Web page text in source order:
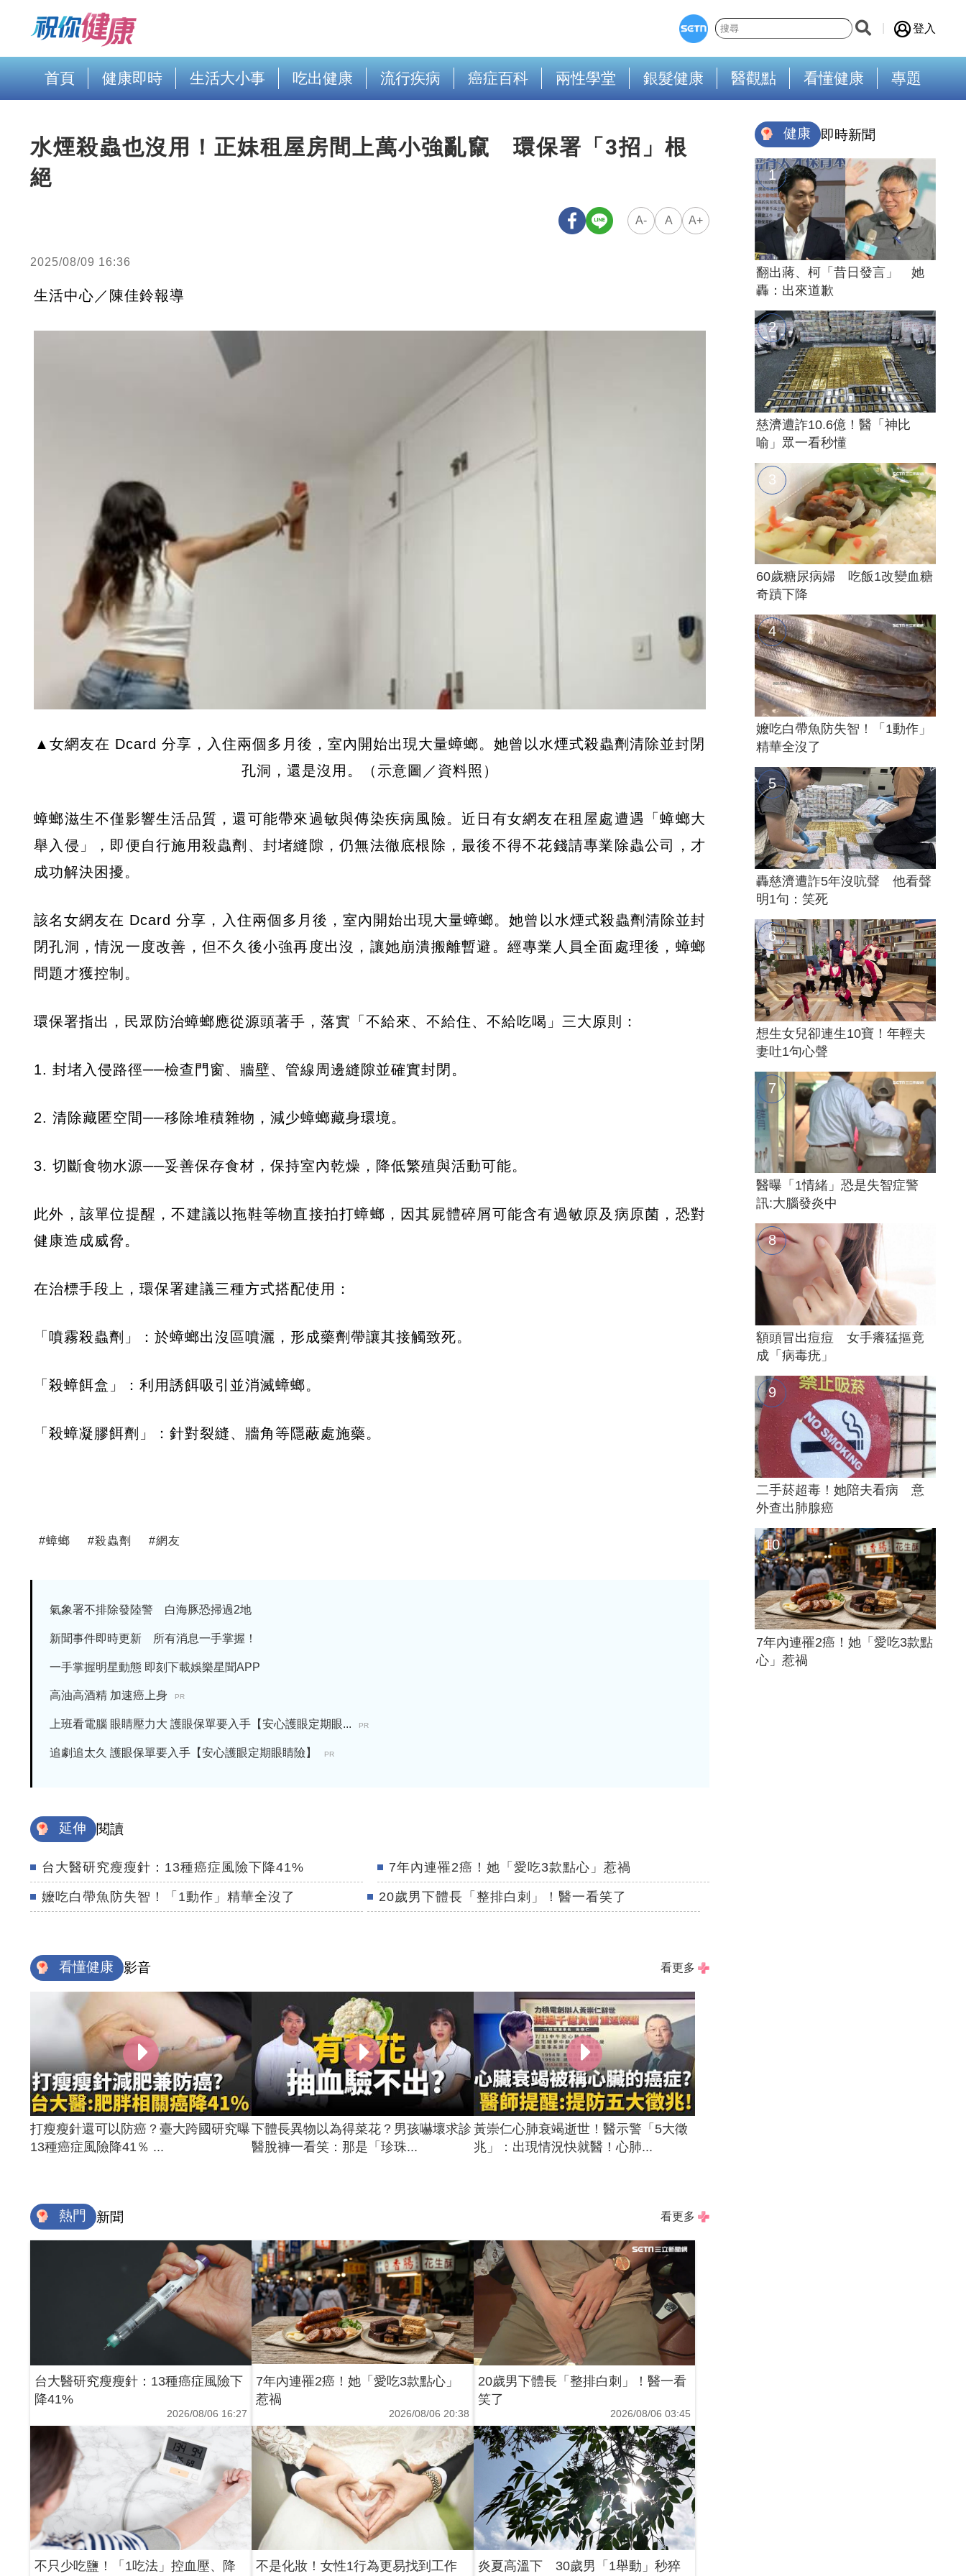
登入
首頁 健康即時 生活大小事 吃出健康 流行疾病 癌症百科 兩性學堂 銀髮健康 醫觀點 看懂健康 專題
水煙殺蟲也沒用！正妹租屋房間上萬小強亂竄 環保署「3招」根
絕
A- A A+
2025/08/09 16:36
生活中心／陳佳鈴報導
▲女網友在 Dcard 分享，入住兩個多月後，室內開始出現大量蟑螂。她曾以水煙式殺蟲劑清除並封閉
孔洞，還是沒用。（示意圖／資料照）
蟑螂滋生不僅影響生活品質，還可能帶來過敏與傳染疾病風險。近日有女網友在租屋處遭遇「蟑螂大
舉入侵」，即便自行施用殺蟲劑、封堵縫隙，仍無法徹底根除，最後不得不花錢請專業除蟲公司，才
成功解決困擾。
該名女網友在 Dcard 分享，入住兩個多月後，室內開始出現大量蟑螂。她曾以水煙式殺蟲劑清除並封
閉孔洞，情況一度改善，但不久後小強再度出沒，讓她崩潰搬離暫避。經專業人員全面處理後，蟑螂
問題才獲控制。
環保署指出，民眾防治蟑螂應從源頭著手，落實「不給來、不給住、不給吃喝」三大原則：
1. 封堵入侵路徑──檢查門窗、牆壁、管線周邊縫隙並確實封閉。
2. 清除藏匿空間──移除堆積雜物，減少蟑螂藏身環境。
3. 切斷食物水源──妥善保存食材，保持室內乾燥，降低繁殖與活動可能。
此外，該單位提醒，不建議以拖鞋等物直接拍打蟑螂，因其屍體碎屑可能含有過敏原及病原菌，恐對
健康造成威脅。
在治標手段上，環保署建議三種方式搭配使用：
「噴霧殺蟲劑」：於蟑螂出沒區噴灑，形成藥劑帶讓其接觸致死。
「殺蟑餌盒」：利用誘餌吸引並消滅蟑螂。
「殺蟑凝膠餌劑」：針對裂縫、牆角等隱蔽處施藥。
#蟑螂 #殺蟲劑 #網友
氣象署不排除發陸警 白海豚恐掃過2地
新聞事件即時更新 所有消息一手掌握！
一手掌握明星動態 即刻下載娛樂星聞APP
高油高酒精 加速癌上身 PR
上班看電腦 眼睛壓力大 護眼保單要入手【安心護眼定期眼... PR
追劇追太久 護眼保單要入手【安心護眼定期眼睛險】 PR
延伸 閱讀
台大醫研究瘦瘦針：13種癌症風險下降41% 7年內連罹2癌！她「愛吃3款點心」惹禍
嬤吃白帶魚防失智！「1動作」精華全沒了 20歲男下體長「整排白刺」！醫一看笑了
看懂健康 影音 看更多
打瘦瘦針還可以防癌？臺大跨國研究曝
13種癌症風險降41％ ...
下體長異物以為得菜花？男孩嚇壞求診
醫脫褲一看笑：那是「珍珠...
黃崇仁心肺衰竭逝世！醫示警「5大徵
兆」：出現情況快就醫！心肺...
熱門 新聞 看更多
台大醫研究瘦瘦針：13種癌症風險下
降41%
2026/08/06 16:27
7年內連罹2癌！她「愛吃3款點心」
惹禍
2026/08/06 20:38
20歲男下體長「整排白刺」！醫一看
笑了
2026/08/06 03:45
不只少吃鹽！「1吃法」控血壓、降 不是化妝！女性1行為更易找到工作 炎夏高溫下 30歲男「1舉動」秒猝
健康 即時新聞
翻出蔣、柯「昔日發言」 她
轟：出來道歉
慈濟遭詐10.6億！醫「神比
喻」眾一看秒懂
60歲糖尿病婦 吃飯1改變血糖
奇蹟下降
嬤吃白帶魚防失智！「1動作」
精華全沒了
轟慈濟遭詐5年沒吭聲 他看聲
明1句：笑死
想生女兒卻連生10寶！年輕夫
妻吐1句心聲
醫曝「1情緒」恐是失智症警
訊:大腦發炎中
額頭冒出痘痘 女手癢猛摳竟
成「病毒疣」
二手菸超毒！她陪夫看病 意
外查出肺腺癌
7年內連罹2癌！她「愛吃3款點
心」惹禍